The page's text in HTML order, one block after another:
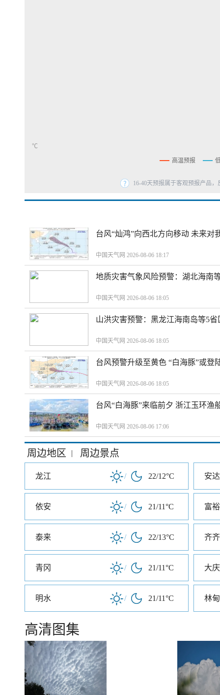
℃
高温预报
16-40天预报属于客观预报产品
台风“灿鸿”向西北方向移动 未来对
中国天气网 2026-08-06 18:17
地质灾害气象风险预警：湖北海南
中国天气网 2026-08-06 18:05
山洪灾害预警：黑龙江海南岛等5
中国天气网 2026-08-06 18:05
台风预警升级至黄色 “白海豚”或登
中国天气网 2026-08-06 18:05
台风“白海豚”来临前夕 浙江玉环渔
中国天气网 2026-08-06 17:06
周边地区 | 周边景点
龙江 / 22/12°C 安达
依安 / 21/11°C 富裕
泰来 / 22/13°C 齐
青冈 / 21/11°C 大庆
明水 / 21/11°C 林甸
高清图集